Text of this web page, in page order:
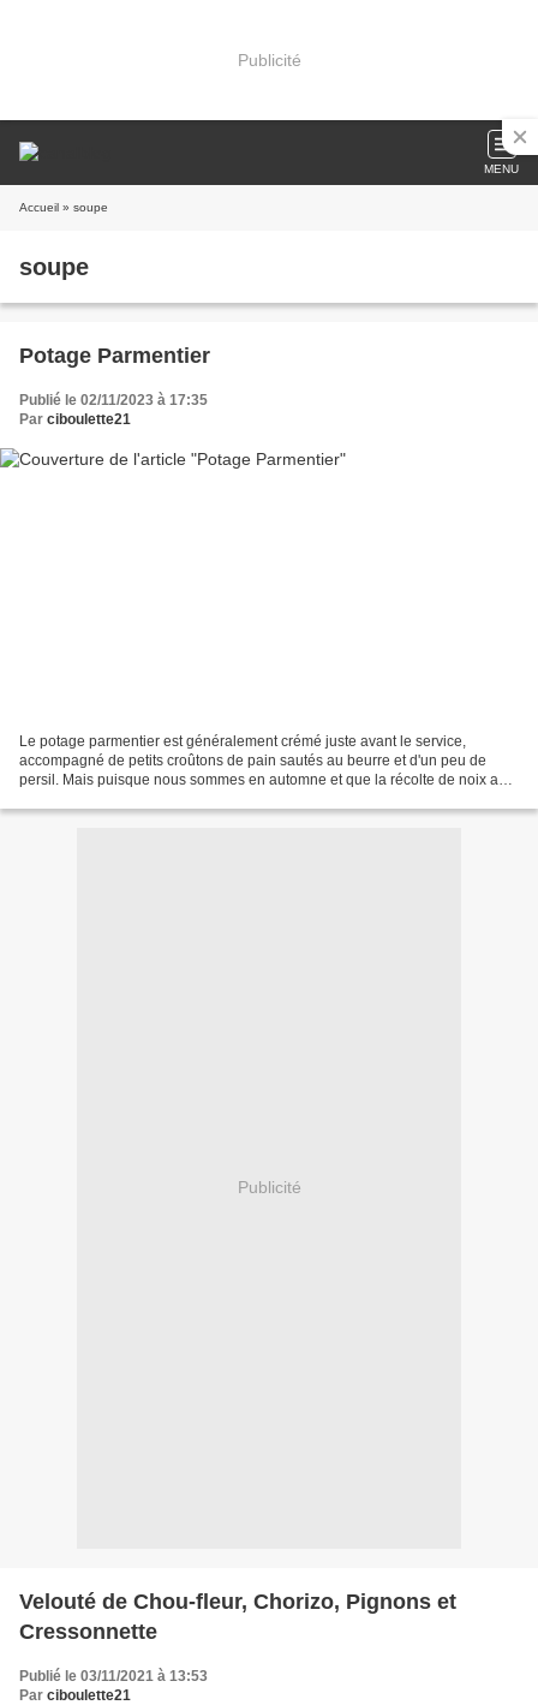
Publicité
MENU
Accueil » soupe
soupe
Potage Parmentier
Publié le 02/11/2023 à 17:35
Par ciboulette21
Le potage parmentier est généralement crémé juste avant le service,
accompagné de petits croûtons de pain sautés au beurre et d'un peu de
persil. Mais puisque nous sommes en automne et que la récolte de noix a
Publicité
Velouté de Chou-fleur, Chorizo, Pignons et
Cressonnette
Publié le 03/11/2021 à 13:53
Par ciboulette21